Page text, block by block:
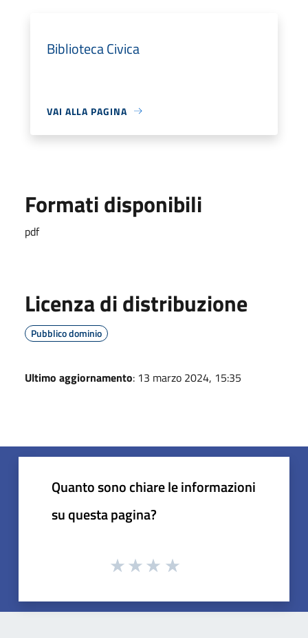
Biblioteca Civica
VAI ALLA PAGINA
Formati disponibili
pdf
Licenza di distribuzione
Pubblico dominio
Ultimo aggiornamento: 13 marzo 2024, 15:35
Quanto sono chiare le informazioni
su questa pagina?